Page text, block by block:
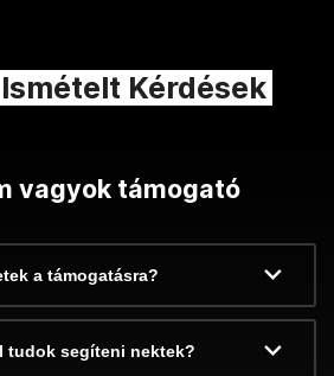
Kérdések
vagyok támogató
a támogatásra?
tudok segíteni nektek?